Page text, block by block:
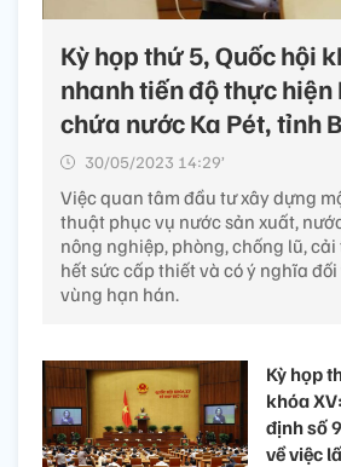
Kỳ họp thứ 5, Quốc hội
nhanh tiến độ thực hiện
chứa nước Ka Pét, tỉnh
30/05/2023 14:29’
Việc quan tâm đầu tư xây dựng
thuật phục vụ nước sản xuất,
nông nghiệp, phòng, chống lũ,
hết sức cấp thiết và có ý nghĩa
vùng hạn hán.
Kỳ họp
khóa
định số
về việc